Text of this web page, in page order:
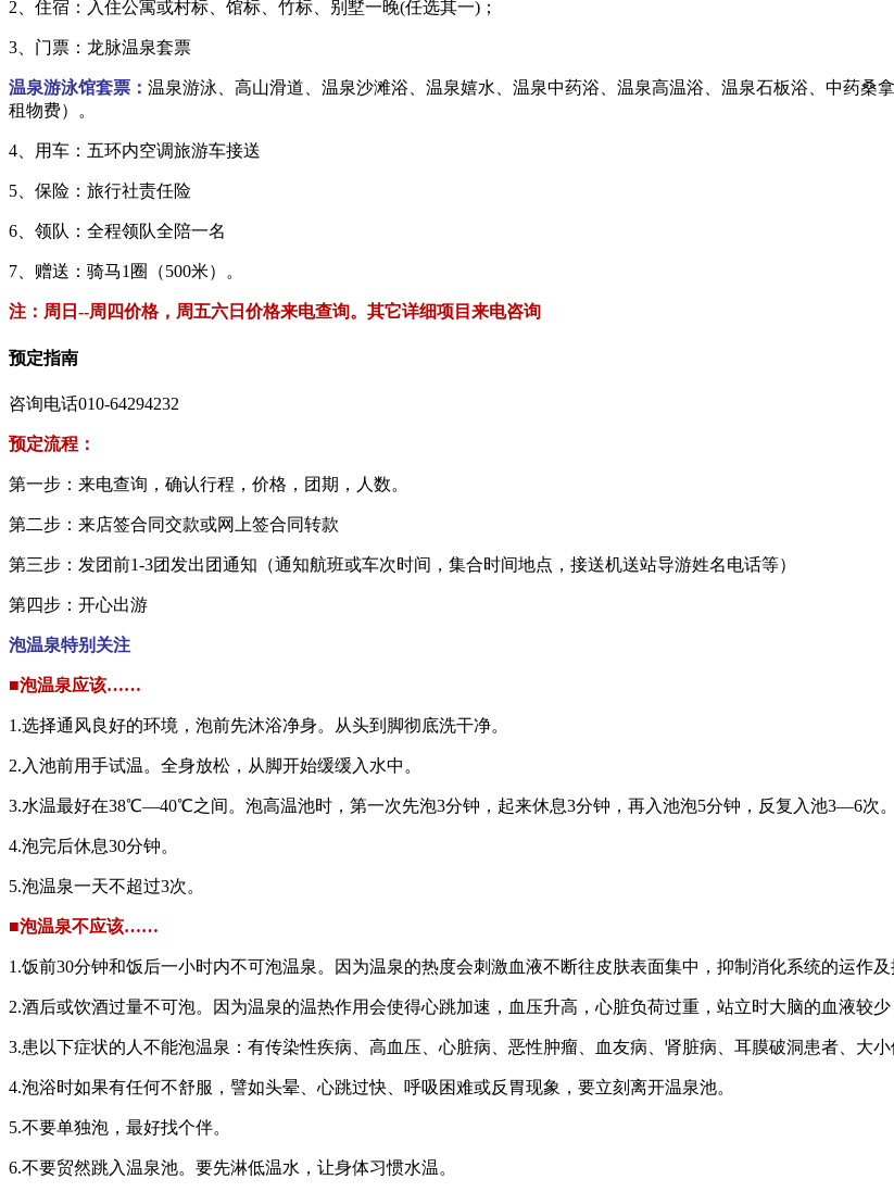
2、住宿：入住公寓或村标、馆标、竹标、别墅一晚(任选其一)；
3、门票：龙脉温泉套票
温泉游泳馆套票： 温泉游泳、高山滑道、温泉沙滩浴、温泉嬉水、温泉中药浴、温泉高温浴、温泉石板浴、中药桑
租物费）。
4、用车：五环内空调旅游车接送
5、保险：旅行社责任险
6、领队：全程领队全陪一名
7、赠送：骑马1圈（500米）。
注：周日--周四价格，周五六日价格来电查询。其它详细项目来电咨询
预定指南
咨询电话010-64294232
预定流程：
第一步：来电查询，确认行程，价格，团期，人数。
第二步：来店签合同交款或网上签合同转款
第三步：发团前1-3团发出团通知（通知航班或车次时间，集合时间地点，接送机送站导游姓名电话等）
第四步：开心出游
泡温泉特别关注
■泡温泉应该……
1.选择通风良好的环境，泡前先沐浴净身。从头到脚彻底洗干净。
2.入池前用手试温。全身放松，从脚开始缓缓入水中。
3.水温最好在38℃—40℃之间。泡高温池时，第一次先泡3分钟，起来休息3分钟，再入池泡5分钟，反复入池3—6次。
4.泡完后休息30分钟。
5.泡温泉一天不超过3次。
■泡温泉不应该……
1.饭前30分钟和饭后一小时内不可泡温泉。因为温泉的热度会刺激血液不断往皮肤表面集中，抑制消化系统的运作及
2.酒后或饮酒过量不可泡。因为温泉的温热作用会使得心跳加速，血压升高，心脏负荷过重，站立时大脑的血液较少
3.患以下症状的人不能泡温泉：有传染性疾病、高血压、心脏病、恶性肿瘤、血友病、肾脏病、耳膜破洞患者、大
4.泡浴时如果有任何不舒服，譬如头晕、心跳过快、呼吸困难或反胃现象，要立刻离开温泉池。
5.不要单独泡，最好找个伴。
6.不要贸然跳入温泉池。要先淋低温水，让身体习惯水温。